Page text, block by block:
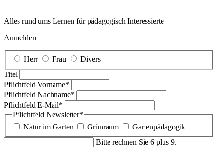
Alles rund ums Lernen für pädagogisch Interessierte
Anmelden
Herr Frau
Divers
Titel
Pflichtfeld Vorname*
Pflichtfeld Nachname*
Pflichtfeld E-Mail*
Pflichtfeld Newsletter*
Natur im Garten
Grünraum
Gartenpädagogik
Bitte rechnen Sie 6 plus 9.